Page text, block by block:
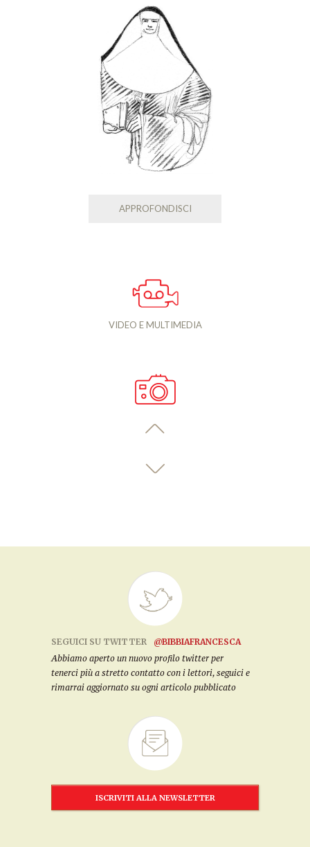
APPROFONDISCI
VIDEO E MULTIMEDIA
SEGUICI SU TWITTER
@BIBBIAFRANCESCA
Abbiamo aperto un nuovo profilo twitter per
tenerci più a stretto contatto con i lettori, seguici e
rimarrai aggiornato su ogni articolo pubblicato
ISCRIVITI ALLA NEWSLETTER